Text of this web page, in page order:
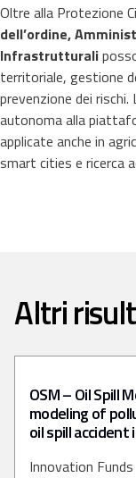
Oltre alla Protezione
dell’ordine,
Infrastrutturali
territoriale, gestione
prevenzione dei
autonoma alla
applicate anche in
smart cities e ricerca
Altri
OSM – Oil Spill
modeling of
oil spill accident
Innovation Funds